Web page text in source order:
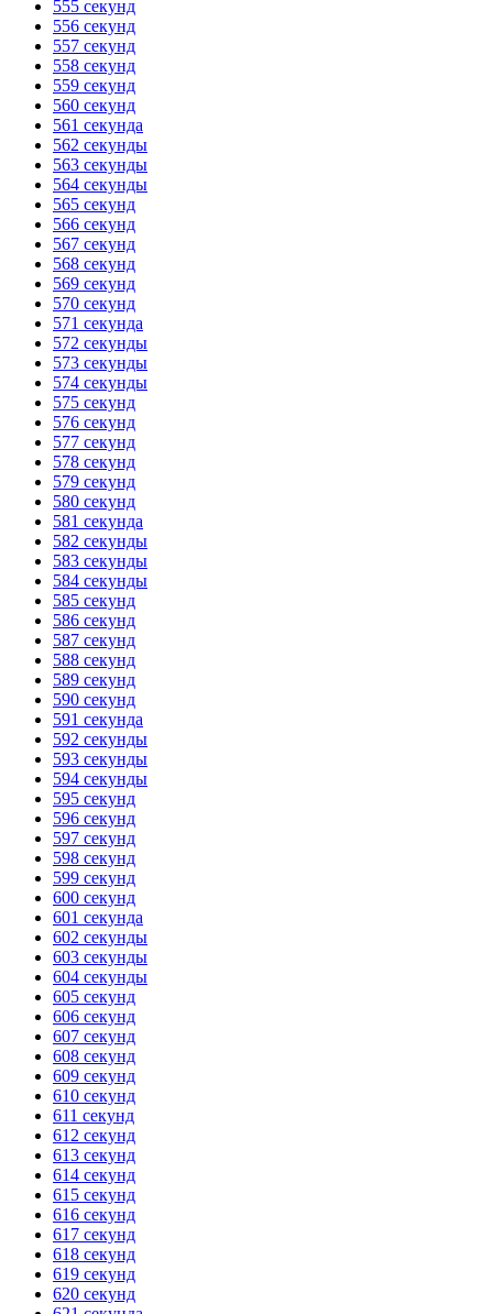
HANDY TIMERS
555 секунд
556 секунд
557 секунд
558 секунд
559 секунд
560 секунд
561 секунда
562 секунды
563 секунды
564 секунды
565 секунд
566 секунд
567 секунд
568 секунд
569 секунд
570 секунд
571 секунда
572 секунды
573 секунды
574 секунды
575 секунд
576 секунд
577 секунд
578 секунд
579 секунд
580 секунд
581 секунда
582 секунды
583 секунды
584 секунды
585 секунд
586 секунд
587 секунд
588 секунд
589 секунд
590 секунд
591 секунда
592 секунды
593 секунды
594 секунды
595 секунд
596 секунд
597 секунд
598 секунд
599 секунд
600 секунд
601 секунда
602 секунды
603 секунды
604 секунды
605 секунд
606 секунд
607 секунд
608 секунд
609 секунд
610 секунд
611 секунд
612 секунд
613 секунд
614 секунд
615 секунд
616 секунд
617 секунд
618 секунд
619 секунд
620 секунд